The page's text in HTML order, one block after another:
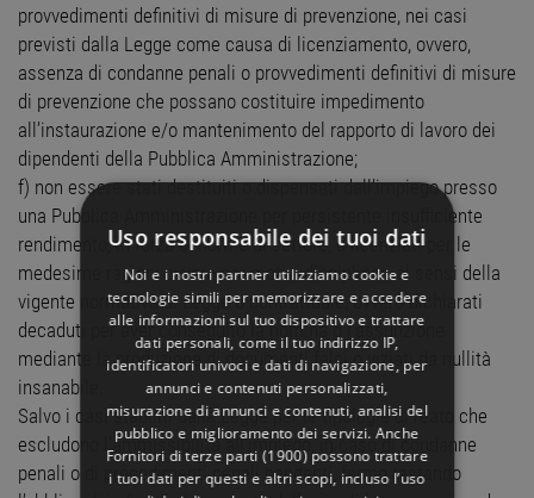
provvedimenti definitivi di misure di prevenzione, nei casi
previsti dalla Legge come causa di licenziamento, ovvero,
assenza di condanne penali o provvedimenti definitivi di misure
di prevenzione che possano costituire impedimento
all’instaurazione e/o mantenimento del rapporto di lavoro dei
dipendenti della Pubblica Amministrazione;
f) non essere stati destituiti o dispensati dall’impiego presso
una Pubblica Amministrazione per persistente insufficiente
rendimento, in forza di norme di settore, o licenziati per le
medesime ragioni ovvero per motivi disciplinari ai sensi della
vigente normativa di Legge o contrattuale, ovvero dichiarati
decaduti per aver conseguito la nomina o l’assunzione
mediante la produzione di documenti falsi o viziati da nullità
insanabile.
Salvo i casi stabiliti dalla Legge per le tipologie di reato che
escludono l’ammissibilità all’impiego, in caso di condanne
penali o di procedimenti penali pendenti, fermo restando
Uso responsabile dei tuoi dati
Noi e i nostri partner utilizziamo cookie e
tecnologie simili per memorizzare e accedere
alle informazioni sul tuo dispositivo e trattare
dati personali, come il tuo indirizzo IP,
identificatori univoci e dati di navigazione, per
annunci e contenuti personalizzati,
misurazione di annunci e contenuti, analisi del
pubblico e miglioramento dei servizi. Anche
Fornitori di terze parti (1900) possono trattare
i tuoi dati per questi e altri scopi, incluso l’uso